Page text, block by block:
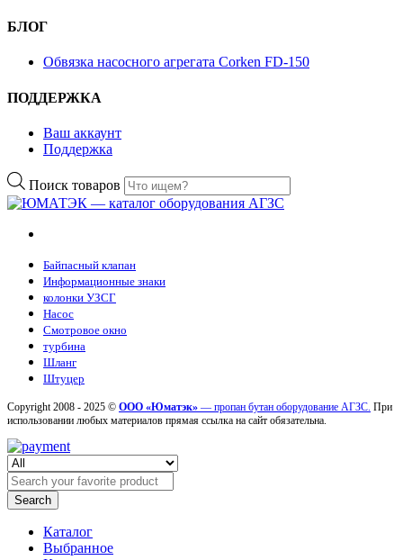
БЛОГ
Обвязка насосного агрегата Corken FD-150
ПОДДЕРЖКА
Ваш аккаунт
Поддержка
Поиск товаров
Байпасный клапан
Информационные знаки
колонки УЗСГ
Насос
Смотровое окно
турбина
Шланг
Штуцер
Copyright 2008 - 2025 © ООО «Юматэк» — пропан бутан оборудование АГЗС. При
использовании любых материалов прямая ссылка на сайт обязательна.
Search
Каталог
Выбранное